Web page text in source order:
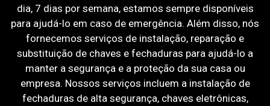
dia, 7 dias por semana, estamos sempre disponíveis
para ajudá-lo em caso de emergência. Além disso, nós
fornecemos serviços de instalação, reparação e
substituição de chaves e fechaduras para ajudá-lo a
manter a segurança e a proteção da sua casa ou
empresa. Nossos serviços incluem a instalação de
fechaduras de alta segurança, chaves eletrônicas,